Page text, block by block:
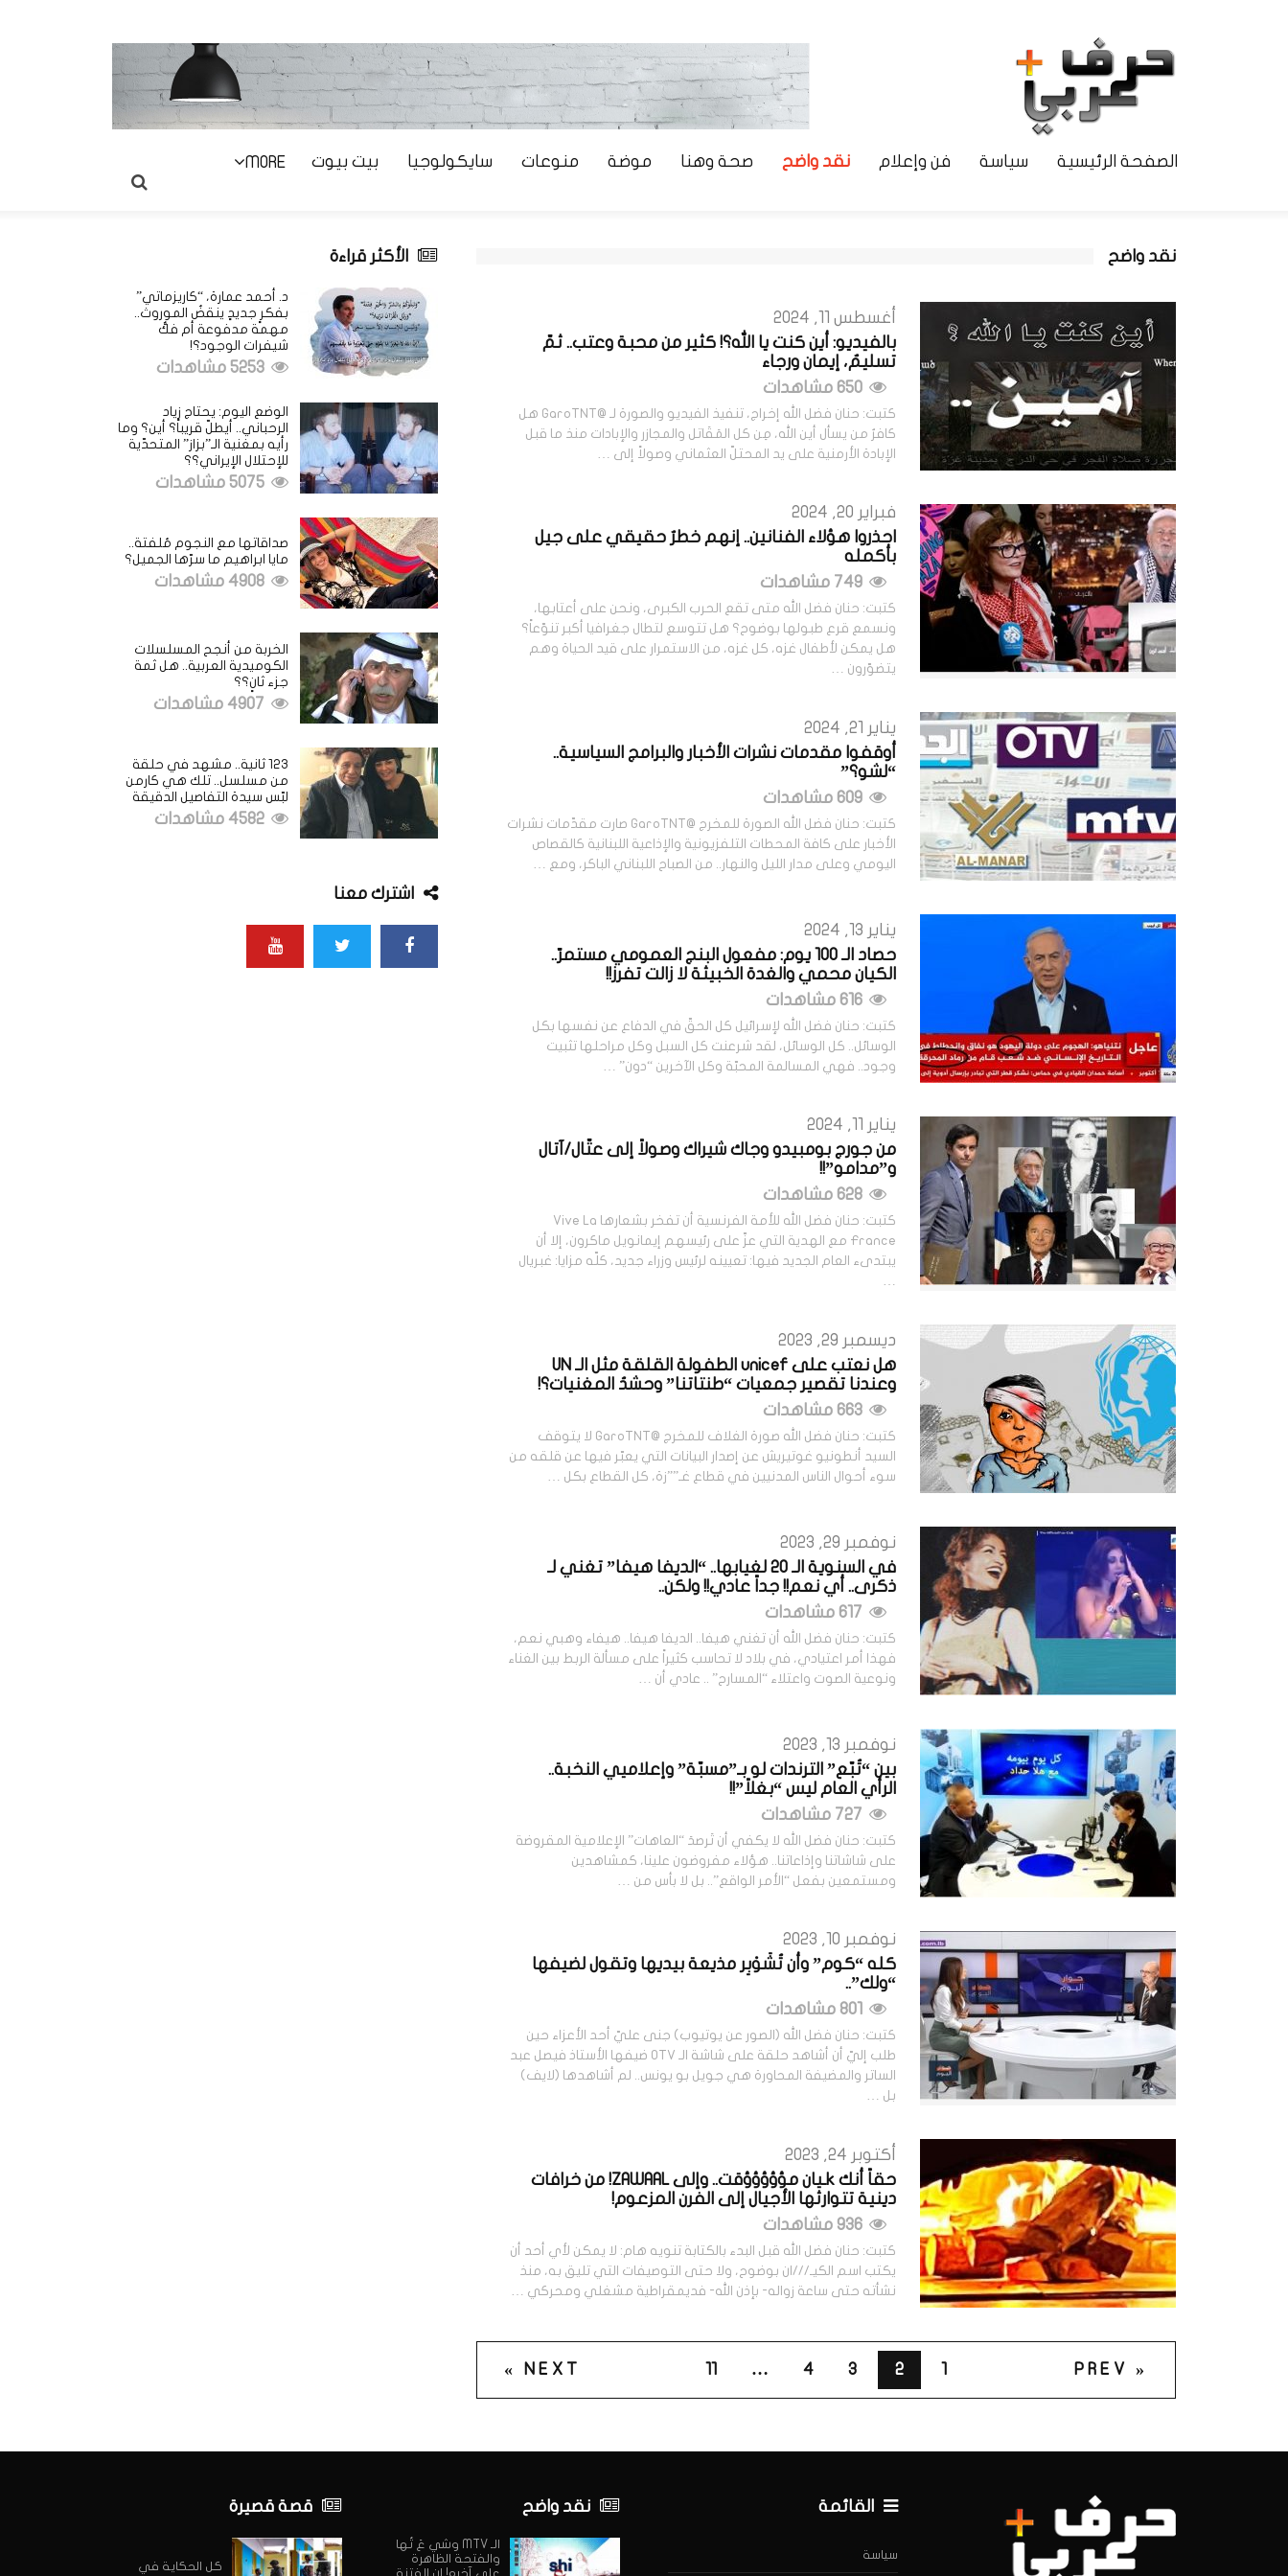
الصفحة الرئيسية سياسة فن وإعلام نقد واضح صحة وهنا موضة منوعات سايكولوجيا بيت بيوت MORE
نقد واضح
أغسطس 11, 2024
بالفيديو: أين كنت يا الله؟! كثير من محبة وعتب.. ثمّ
تسليمٌ، إيمان ورجاء
كتبت: حنان فضل الله إخراج، تنفيذ الفيديو والصورة لـ @GaroTNT هل
كافرٌ من يسأل أين الله، مِن كل المَقَاتل والمجازر والإبادات منذ ما قبل
الإبادة الأرمنية على يد المحتلّ العثماني وصولاً إلى …
فبراير 20, 2024
احذروا هؤلاء الفنانين.. إنهم خطرٌ حقيقي على جيل
بأكمله
كتبت: حنان فضل الله متى تقع الحرب الكبرى، ونحن على أعتابها،
ونسمع قرع طبولها بوضوح؟ هل تتوسع لتطال جغرافيا أكبر تنوّعاً؟
هل يمكن لأطفال غزa، كل غزa، من الاستمرار على قيد الحياة وهم
يتضوّرون …
يناير 21, 2024
أوقفوا مقدمات نشرات الأخبار والبرامج السياسية..
“لشو؟”
كتبت: حنان فضل الله الصورة للمخرج @GaroTNT صارت مقدّمات نشرات
الأخبار على كافة المحطات التلفزيونية والإذاعية اللبنانية كالقصاص
اليومي وعلى مدار الليل والنهار.. من الصباح اللبناني الباكر، ومع …
يناير 13, 2024
حصاد الـ 100 يوم: مفعول البنج العمومي مستمرّ..
الكيان محمي والغدة الخبيثة لا زالت تفرز!!
كتبت: حنان فضل الله لإسرائيل كل الحقّ في الدفاع عن نفسها بكل
الوسائل.. كل الوسائل، لقد شرعنت كل السبل وكل مراحلها تثبيت
وجود.. فهي المسالمة المحبّة وكل الآخرين “دون” …
يناير 11, 2024
من جورج بومبيدو وجاك شيراك وصولاً إلى عتّال/آتال
و”مدامو”!!
كتبت: حنان فضل الله للأمة الفرنسية أن تفخر بشعارها Vive La
France مع الهدية التي عزّ على رئيسهم إيمانويل ماكرون، إلا أن
يبتدىء العام الجديد فيها: تعيينه لرئيس وزراء جديد، كلّه مزايا: غبريال
…
ديسمبر 29, 2023
هل نعتب على unicef الطفولة القلقة مثل الـ UN
وعندنا تقصير جمعيات “طنتاتنا” وحشدُ المغنيات؟!
كتبت: حنان فضل الله صورة الغلاف للمخرج @GaroTNT لا يتوقف
السيد أنطونيو غوتيريش عن إصدار البيانات التي يعبّر فيها عن قلقه من
سوء أحوال الناس المدنيين في قطاع غـ””زة، كل القطاع بكل …
نوفمبر 29, 2023
في السنوية الـ 20 لغيابها.. “الديفا هيفا” تغني لـ
ذكرى.. أي نعم!! جداً عادي!! ولكن..
كتبت: حنان فضل الله أن تغني هيفا.. الديفا هيفا.. هيفاء وهبي نعم،
فهذا أمر اعتيادي، في بلاد لا تحاسب كثيراً على مسألة الربط بين الغناء
ونوعية الصوت واعتلاء “المسارح” .. عادي أن …
نوفمبر 13, 2023
بين “تُبّع” الترندات لو بـ”مسبّة” وإعلاميي النخبة..
الرأي العام ليس “بغلاً”!!
كتبت: حنان فضل الله لا يكفي أن تَرصدَ “العاهات” الإعلامية المقروضة
على شاشاتنا وإذاعاتنا.. هؤلاء مفروضون علينا، كمشاهدين
ومستمعين بفعل “الأمر الواقع”.. بل لا بأس من …
نوفمبر 10, 2023
كله “كوم” وأن تُشَوْبِر مذيعة بيديها وتقول لضيفها
“ولك”..
كتبت: حنان فضل الله (الصور عن يوتيوب) جنى عليّ أحد الأعزاء حين
طلب إليّ أن أشاهد حلقة على شاشة الـ OTV ضيفها الأستاذ فيصل عبد
الساتر والمضيفة المحاورة هي جويل بو يونس.. لم أشاهدها (لايف)
بل …
أكتوبر 24, 2023
حقاً أنك kـيان مؤؤؤؤؤقت.. وإلى ZAWAAL! من خرافات
دينية تتوارثها الأجيال إلى الفرن المزعوم!
كتبت: حنان فضل الله قبل البدء بالكتابة تنويه هام: لا يمكن لأي أحد أن
يكتب اسم الكيـ///ان بوضوح، ولا حتى التوصيفات التي تليق به، منذ
نشأته حتى ساعة زواله- بإذن الله- فديمقراطية مشغلي ومحركي …
« PREV
1
2
3
4
…
11
NEXT »
الأكثر قراءة
د. أحمد عمارة، “كاريزماتي”
بفكرٍ جديدٍ ينقضُ الموروث..
مهمة مدفوعة أم فكُّ
شيفرات الوجود؟!
الوضع اليوم: يحتاج زياد
الرحباني.. أيطلّ قريباً؟ أين؟ وما
رأيه بمغنية الـ”بزاز” المتحدّية
للإحتلال الإيراني؟؟
صداقاتها مع النجوم مُلفتة..
مايا ابراهيم ما سرّها الجميل؟
الخربة من أنجح المسلسلات
الكوميدية العربية.. هل ثمة
جزء ثانٍ؟؟
123 ثانية.. مشهد في حلقة
من مسلسل.. تلك هي كارمن
لبّس سيدة التفاصيل الدقيقة
اشترك معنا
القائمة
سياسة
نقد واضح
الـ MTV وشي عَ تُها
والفتحة الظاهرة
على آخره! إن الفتنة
قصة قصيرة
كل الحكاية في